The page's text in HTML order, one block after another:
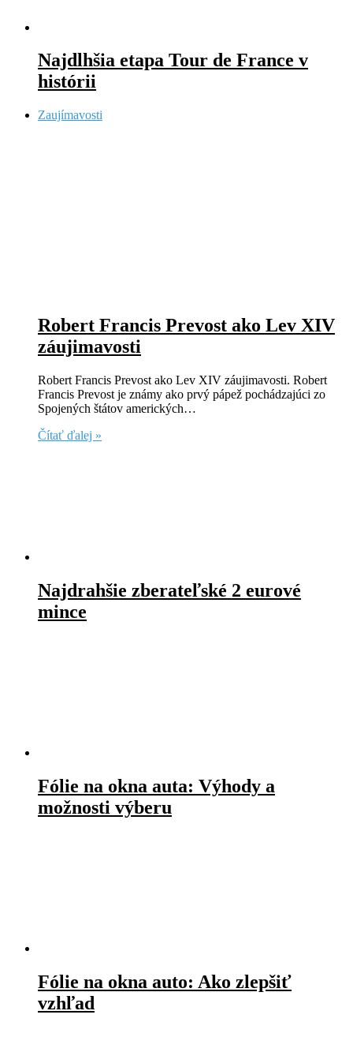
Najdlhšia etapa Tour de France v
histórii
Zaujímavosti
Robert Francis Prevost ako Lev XIV
záujimavosti
Robert Francis Prevost ako Lev XIV záujimavosti. Robert
Francis Prevost je známy ako prvý pápež pochádzajúci zo
Spojených štátov amerických…
Čítať ďalej »
Najdrahšie zberateľské 2 eurové
mince
Fólie na okna auta: Výhody a
možnosti výberu
Fólie na okna auto: Ako zlepšiť
vzhľad